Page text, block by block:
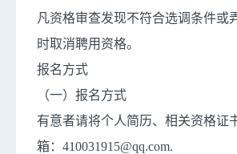
凡资格审查发现不符合选调条件或
时取消聘用资格。
报名方式
（一）报名方式
有意者请将个人简历、相关资格证
箱：410031915@qq.com.